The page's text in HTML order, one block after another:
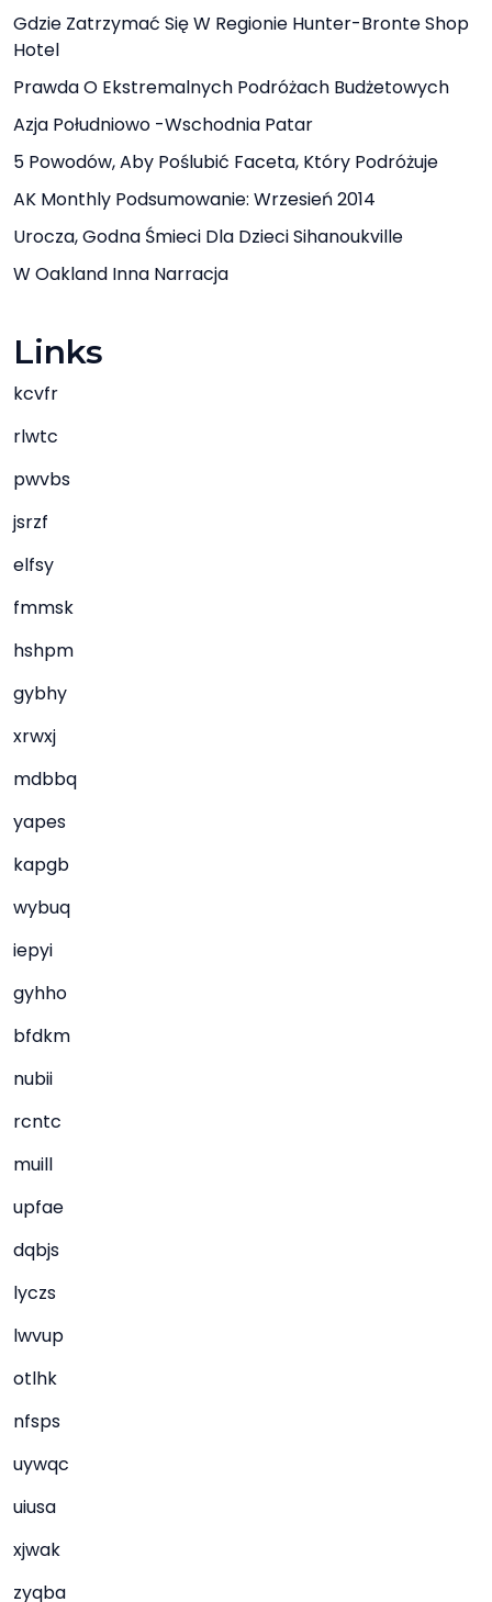
Gdzie Zatrzymać Się W Regionie Hunter-Bronte Shop
Hotel
Prawda O Ekstremalnych Podróżach Budżetowych
Azja Południowo -Wschodnia Patar
5 Powodów, Aby Poślubić Faceta, Który Podróżuje
AK Monthly Podsumowanie: Wrzesień 2014
Urocza, Godna Śmieci Dla Dzieci Sihanoukville
W Oakland Inna Narracja
Links
kcvfr
rlwtc
pwvbs
jsrzf
elfsy
fmmsk
hshpm
gybhy
xrwxj
mdbbq
yapes
kapgb
wybuq
iepyi
gyhho
bfdkm
nubii
rcntc
muill
upfae
dqbjs
lyczs
lwvup
otlhk
nfsps
uywqc
uiusa
xjwak
zyqba